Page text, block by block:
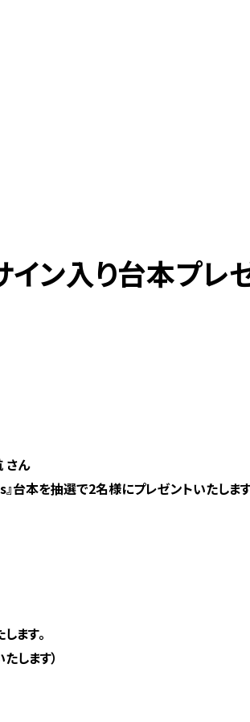
イン入り台本プレ
さん
台本を抽選で2名様にプレゼントいたします
ます。
します）